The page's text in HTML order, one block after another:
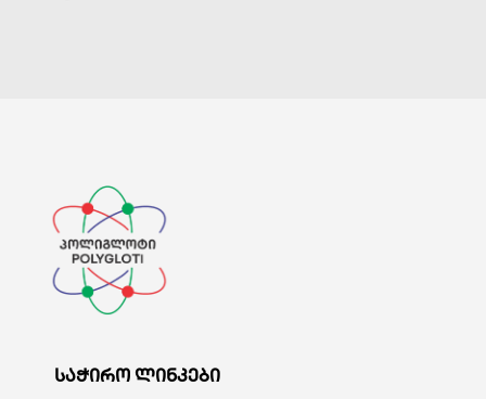
საჭირო ლინკები